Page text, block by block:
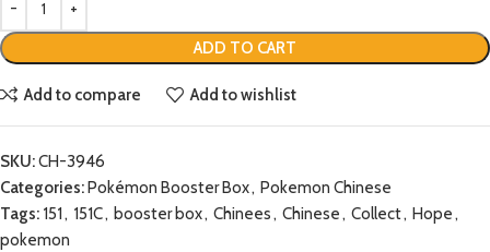
ADD TO CART
Add to compare Add to wishlist
SKU:CH-3946
Categories:Pokémon Booster Box, Pokemon Chinese
Tags: 151, 151C, booster box, Chinees, Chinese, Collect, Hope,
pokemon